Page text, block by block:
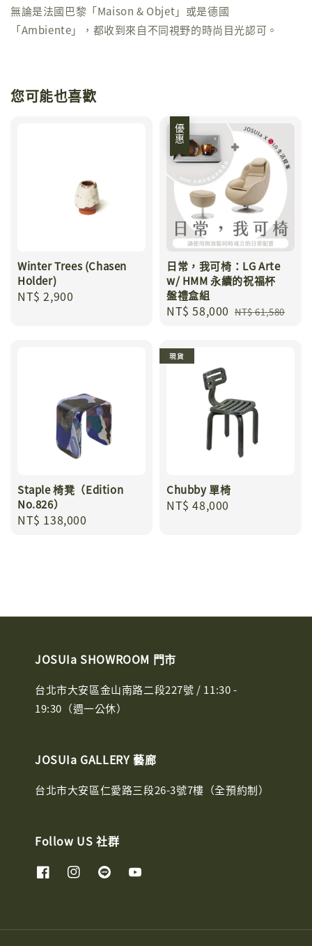
無論是法國巴黎「Maison & Objet」或是德國
「Ambiente」，都收到來自不同視野的時尚目光認可。
您可能也喜歡
Winter Trees (Chasen
Holder)
Regular
NT$ 2,900
優惠
日常，我可椅：LG Arte
w/ HMM 永續的祝福杯
盤禮盒組
Sale
NT$ 58,000 Regular
NT$ 61,580
Staple 椅凳（Edition
No.826）
Regular
NT$ 138,000
現貨
Chubby 單椅
Regular
NT$ 48,000
JOSUIa SHOWROOM 門市
台北市大安區金山南路二段227號 / 11:30 -
19:30（週一公休）
JOSUIa GALLERY 藝廊
台北市大安區仁愛路三段26-3號7樓（全預約制）
Follow US 社群